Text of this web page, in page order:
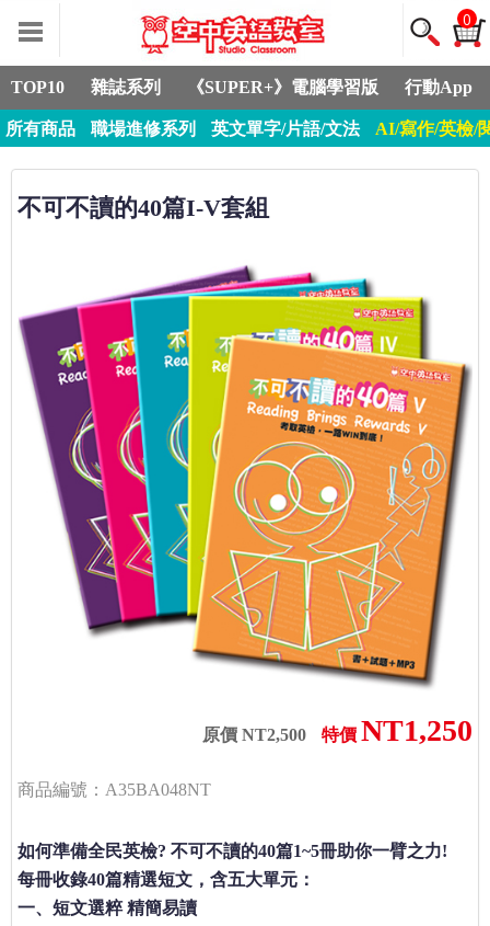
0
TOP10 雜誌系列 《SUPER+》電腦學習版 行動App
所有商品 職場進修系列 英文單字/片語/文法 AI/寫作/英檢/
不可不讀的40篇I-V套組
原價 NT2,500 特價 NT1,250
商品編號：A35BA048NT
如何準備全民英檢? 不可不讀的40篇1~5冊助你一臂之力!
每冊收錄40篇精選短文，含五大單元：
一、短文選粹 精簡易讀